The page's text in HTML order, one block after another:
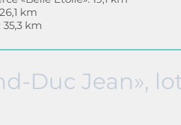
km
km
Duc Jean»,